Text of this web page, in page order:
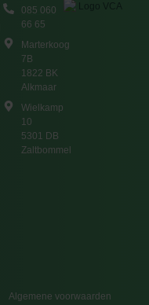
085 060
66 65
Marterkoog
7B
1822 BK
Alkmaar
Wielkamp
10
5301 DB
Zaltbommel
Algemene voorwaarden